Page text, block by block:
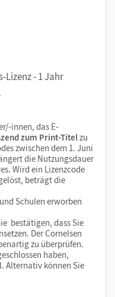
Lizenz - 1 Jahr
innen, das E-
zum Print-Titelzu
zwischen dem 1. Juni
die Nutzungsdauer
Wird ein Lizenzcode
beträgt die
Schulen erworben
bestätigen, dass Sie
Der Cornelsen
zu überprüfen.
haben,
Alternativ können Sie